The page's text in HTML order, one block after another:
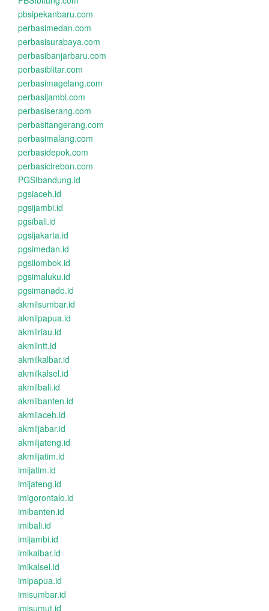
pbsipekanbaru.com
perbasimedan.com
perbasisurabaya.com
perbasibanjarbaru.com
perbasiblitar.com
perbasimagelang.com
perbasijambi.com
perbasiserang.com
perbasitangerang.com
perbasimalang.com
perbasidepok.com
perbasicirebon.com
PGSIbandung.id
pgsiaceh.id
pgsijambi.id
pgsibali.id
pgsijakarta.id
pgsimedan.id
pgsilombok.id
pgsimaluku.id
pgsimanado.id
akmilsumbar.id
akmilpapua.id
akmilriau.id
akmilntt.id
akmilkalbar.id
akmilkalsel.id
akmilbali.id
akmilbanten.id
akmilaceh.id
akmiljabar.id
akmiljateng.id
akmiljatim.id
imijatim.id
imijateng.id
imigorontalo.id
imibanten.id
imibali.id
imijambi.id
imikalbar.id
imikalsel.id
imipapua.id
imisumbar.id
imisumut.id